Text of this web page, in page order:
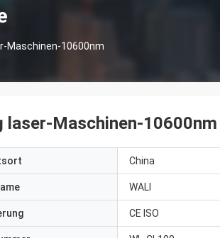
Maschinen-10600nm
laser-Maschinen-10600nm
China
WALI
CE ISO